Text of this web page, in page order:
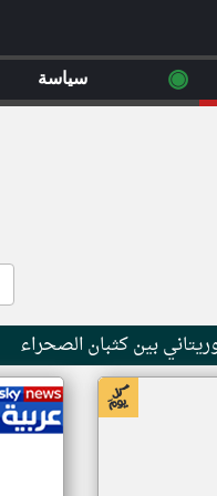
بين كثبان الصحراء
◉ سياسة